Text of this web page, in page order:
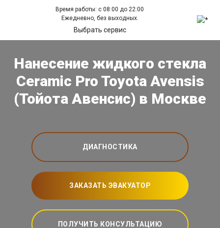
Время работы: с 08:00 до 22:00
Ежедневно, без выходных.
Выбрать сервис
Нанесение жидкого стекла
Ceramic Pro Toyota Avensis
(Тойота Авенсис) в Москве
ДИАГНОСТИКА
ЗАКАЗАТЬ ЭВАКУАТОР
ПОЛУЧИТЬ КОНСУЛЬТАЦИЮ